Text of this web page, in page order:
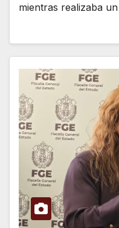
mientras realizaba